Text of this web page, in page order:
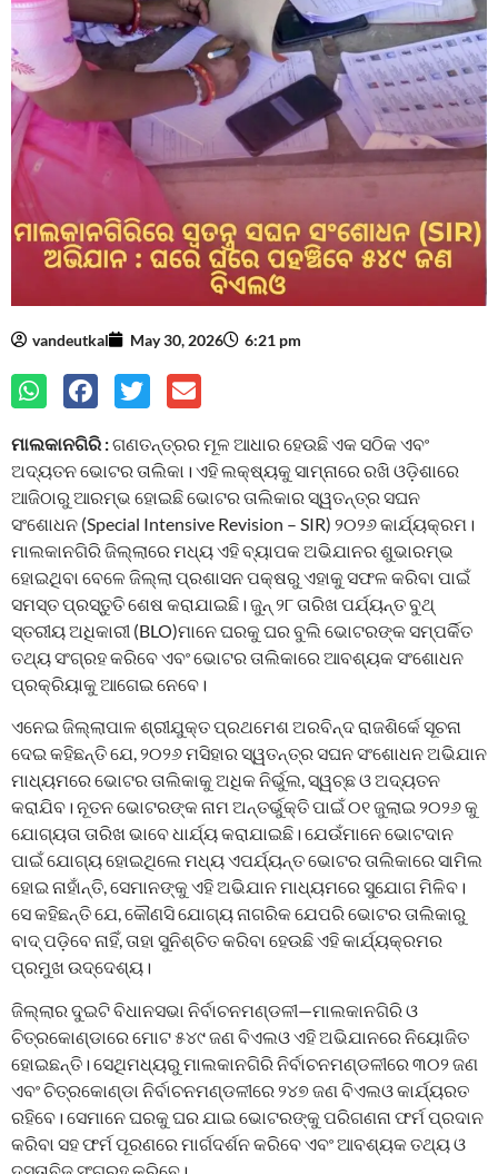
vandeutkal May 30, 2026 6:21 pm
ମାଲକାନଗିରି :ଗଣତନ୍ତ୍ରର ମୂଳ ଆଧାର ହେଉଛି ଏକ ସଠିକ ଏବଂ
ଅଦ୍ୟତନ ଭୋଟର ତାଲିକା। ଏହି ଲକ୍ଷ୍ୟକୁ ସାମ୍ନାରେ ରଖି ଓଡ଼ିଶାରେ
ଆଜିଠାରୁ ଆରମ୍ଭ ହୋଇଛି ଭୋଟର ତାଲିକାର ସ୍ୱତନ୍ତ୍ର ସଘନ
ସଂଶୋଧନ (Special Intensive Revision – SIR) ୨୦୨୬ କାର୍ଯ୍ୟକ୍ରମ।
ମାଲକାନଗିରି ଜିଲ୍ଲାରେ ମଧ୍ୟ ଏହି ବ୍ୟାପକ ଅଭିଯାନର ଶୁଭାରମ୍ଭ
ହୋଇଥିବା ବେଳେ ଜିଲ୍ଲା ପ୍ରଶାସନ ପକ୍ଷରୁ ଏହାକୁ ସଫଳ କରିବା ପାଇଁ
ସମସ୍ତ ପ୍ରସ୍ତୁତି ଶେଷ କରାଯାଇଛି। ଜୁନ୍ ୨୮ ତାରିଖ ପର୍ଯ୍ୟନ୍ତ ବୁଥ୍
ସ୍ତରୀୟ ଅଧିକାରୀ (BLO)ମାନେ ଘରକୁ ଘର ବୁଲି ଭୋଟରଙ୍କ ସମ୍ପର୍କିତ
ତଥ୍ୟ ସଂଗ୍ରହ କରିବେ ଏବଂ ଭୋଟର ତାଲିକାରେ ଆବଶ୍ୟକ ସଂଶୋଧନ
ପ୍ରକ୍ରିୟାକୁ ଆଗେଇ ନେବେ।
ଏନେଇ ଜିଲ୍ଲାପାଳ ଶ୍ରୀଯୁକ୍ତ ପ୍ରଥମେଶ ଅରବିନ୍ଦ ରାଜଶିର୍କେ ସୂଚନା
ଦେଇ କହିଛନ୍ତି ଯେ, ୨୦୨୬ ମସିହାର ସ୍ୱତନ୍ତ୍ର ସଘନ ସଂଶୋଧନ ଅଭିଯାନ
ମାଧ୍ୟମରେ ଭୋଟର ତାଲିକାକୁ ଅଧିକ ନିର୍ଭୁଲ, ସ୍ୱଚ୍ଛ ଓ ଅଦ୍ୟତନ
କରାଯିବ। ନୂତନ ଭୋଟରଙ୍କ ନାମ ଅନ୍ତର୍ଭୁକ୍ତି ପାଇଁ ୦୧ ଜୁଲାଇ ୨୦୨୬ କୁ
ଯୋଗ୍ୟତା ତାରିଖ ଭାବେ ଧାର୍ଯ୍ୟ କରାଯାଇଛି। ଯେଉଁମାନେ ଭୋଟଦାନ
ପାଇଁ ଯୋଗ୍ୟ ହୋଇଥିଲେ ମଧ୍ୟ ଏପର୍ଯ୍ୟନ୍ତ ଭୋଟର ତାଲିକାରେ ସାମିଲ
ହୋଇ ନାହାଁନ୍ତି, ସେମାନଙ୍କୁ ଏହି ଅଭିଯାନ ମାଧ୍ୟମରେ ସୁଯୋଗ ମିଳିବ।
ସେ କହିଛନ୍ତି ଯେ, କୌଣସି ଯୋଗ୍ୟ ନାଗରିକ ଯେପରି ଭୋଟର ତାଲିକାରୁ
ବାଦ୍ ପଡ଼ିବେ ନାହିଁ, ତାହା ସୁନିଶ୍ଚିତ କରିବା ହେଉଛି ଏହି କାର୍ଯ୍ୟକ୍ରମର
ପ୍ରମୁଖ ଉଦ୍ଦେଶ୍ୟ।
ଜିଲ୍ଲାର ଦୁଇଟି ବିଧାନସଭା ନିର୍ବାଚନମଣ୍ଡଳୀ—ମାଲକାନଗିରି ଓ
ଚିତ୍ରକୋଣ୍ଡାରେ ମୋଟ ୫୪୯ ଜଣ ବିଏଲଓ ଏହି ଅଭିଯାନରେ ନିୟୋଜିତ
ହୋଇଛନ୍ତି। ସେଥିମଧ୍ୟରୁ ମାଲକାନଗିରି ନିର୍ବାଚନମଣ୍ଡଳୀରେ ୩୦୨ ଜଣ
ଏବଂ ଚିତ୍ରକୋଣ୍ଡା ନିର୍ବାଚନମଣ୍ଡଳୀରେ ୨୪୭ ଜଣ ବିଏଲଓ କାର୍ଯ୍ୟରତ
ରହିବେ। ସେମାନେ ଘରକୁ ଘର ଯାଇ ଭୋଟରଙ୍କୁ ପରିଗଣନା ଫର୍ମ ପ୍ରଦାନ
କରିବା ସହ ଫର୍ମ ପୂରଣରେ ମାର୍ଗଦର୍ଶନ କରିବେ ଏବଂ ଆବଶ୍ୟକ ତଥ୍ୟ ଓ